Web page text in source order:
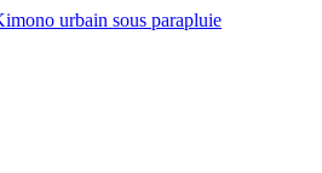
urbain sous parapluie